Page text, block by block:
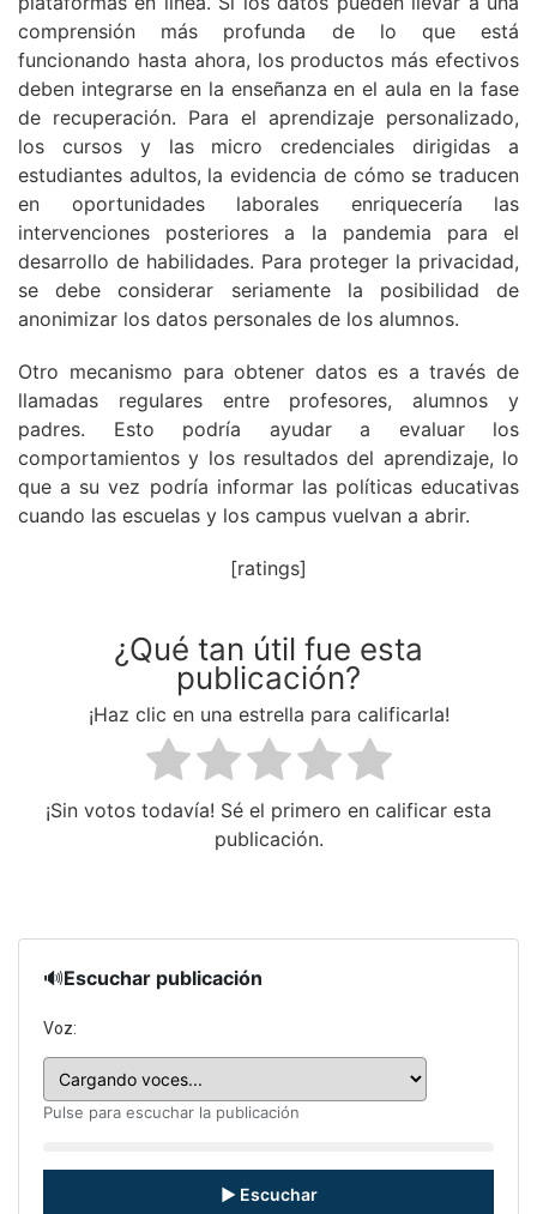
comprensión más profunda de lo que está
funcionando hasta ahora, los productos más efectivos
deben integrarse en la enseñanza en el aula en la fase
de recuperación. Para el aprendizaje personalizado,
los cursos y las micro credenciales dirigidas a
estudiantes adultos, la evidencia de cómo se traducen
en oportunidades laborales enriquecería las
intervenciones posteriores a la pandemia para el
desarrollo de habilidades. Para proteger la privacidad,
se debe considerar seriamente la posibilidad de
anonimizar los datos personales de los alumnos.
Otro mecanismo para obtener datos es a través de
llamadas regulares entre profesores, alumnos y
padres. Esto podría ayudar a evaluar los
comportamientos y los resultados del aprendizaje, lo
que a su vez podría informar las políticas educativas
cuando las escuelas y los campus vuelvan a abrir.
[ratings]
¿Qué tan útil fue esta
publicación?
¡Haz clic en una estrella para calificarla!
¡Sin votos todavía! Sé el primero en calificar esta
publicación.
🔊Escuchar publicación
Voz:
Pulse para escuchar la publicación
▶ Escuchar